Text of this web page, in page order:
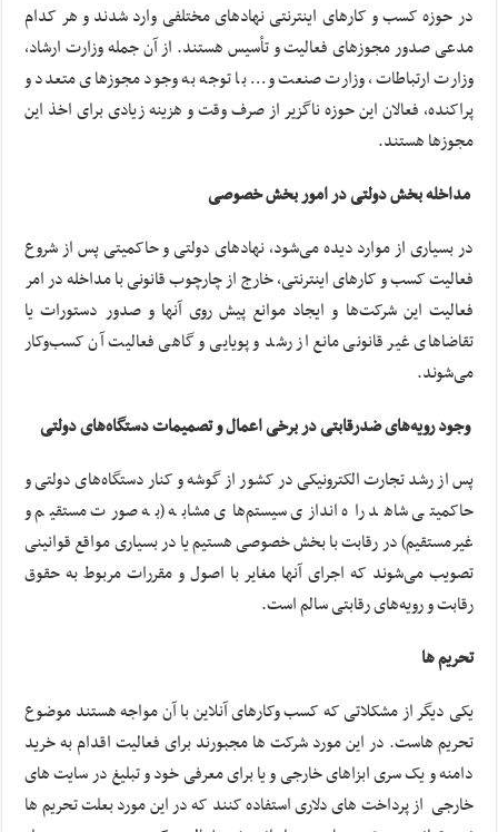
در حوزه کسب و کارهای اینترنتی نهادهای مختلفی وارد شدند و هر کدام
مدعی صدور مجوزهای فعالیت و تأسیس هستند. از آن جمله وزارت ارشاد،
وزارت ارتباطات، وزارت صنعت و… با توجه به وجود مجوزهای متعدد و
پراکنده، فعالان این حوزه ناگزیر از صرف وقت و هزینه زیادی برای اخذ این
مجوزها هستند.
مداخله بخش دولتی در امور بخش خصوصی
در بسیاری از موارد دیده می‌شود، نهادهای دولتی و حاکمیتی پس از شروع
فعالیت کسب و کارهای اینترنتی، خارج از چارچوب قانونی با مداخله در امر
فعالیت این شرکت‌ها و ایجاد موانع پیش روی آنها و صدور دستورات یا
تقاضاهای غیر قانونی مانع از رشد و پویایی و گاهی فعالیت آن کسب‌وکار
می‌شوند.
وجود رویه‌های ضدرقابتی در برخی اعمال و تصمیمات دستگاه‌های دولتی
پس از رشد تجارت الکترونیکی در کشور از گوشه و کنار دستگاه‌های دولتی و
حاکمیتی شاهد راه اندازی سیستم‌های مشابه (به صورت مستقیم و
غیر‌مستقیم) در رقابت با بخش خصوصی هستیم یا در بسیاری مواقع قوانینی
تصویب می‌شوند که اجرای آن‏ها مغایر با اصول و مقررات مربوط به حقوق
رقابت و رویه‌های رقابتی سالم است.
تحریم ها
یکی دیگر از مشکلاتی که کسب وکارهای آنلاین با آن مواجه هستند موضوع
تحریم هاست. در این مورد شرکت ها مجبورند برای فعالیت اقدام به خرید
دامنه و یک سری ابزاهای خارجی و یا برای معرفی خود و تبلیغ در سایت های
خارجی از پرداخت های دلاری استفاده کنند که در این مورد بعلت تحریم ها